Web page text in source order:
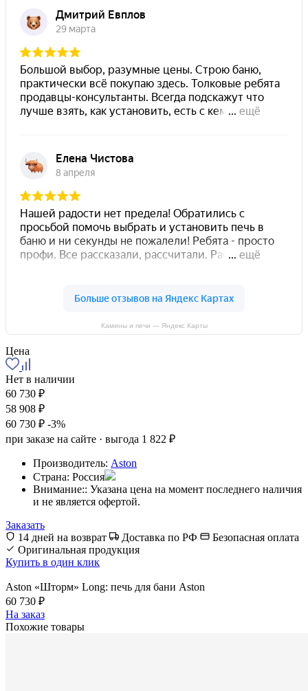
Камины и печи — Яндекс Карты
Цена
Нет в наличии
60 730 ₽
58 908 ₽
60 730 ₽ -3%
при заказе на сайте · выгода 1 822 ₽
Производитель: Aston
Страна: Россия
Внимание:: Указана цена на момент последнего наличия
и не является офертой.
Заказать
14 дней на возврат
Доставка по РФ
Безопасная оплата
Оригинальная продукция
Купить в один клик
Aston «Шторм» Long: печь для бани Aston
60 730 ₽
На заказ
Похожие товары